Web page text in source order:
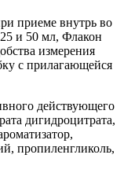
приеме внутрь во
и 50 мл, Флакон
измерения
с прилагающейся
действующего
дигидроцитрата,
пропиленгликоль,